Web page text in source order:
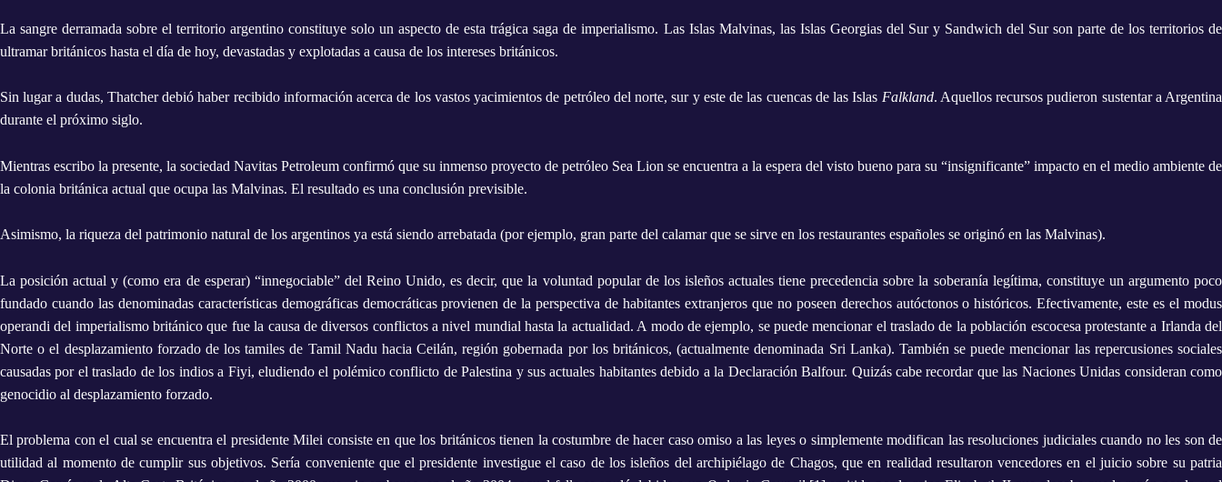
La sangre derramada sobre el territorio argentino constituye solo un aspecto de esta trágica saga de imperialismo. Las Islas Malvinas, las Islas Georgias del Sur y Sandwich del Sur son parte de los territorios de
ultramar británicos hasta el día de hoy, devastadas y explotadas a causa de los intereses británicos.
Sin lugar a dudas, Thatcher debió haber recibido información acerca de los vastos yacimientos de petróleo del norte, sur y este de las cuencas de las Islas Falkland. Aquellos recursos pudieron sustentar a Argentina
durante el próximo siglo.
Mientras escribo la presente, la sociedad Navitas Petroleum confirmó que su inmenso proyecto de petróleo Sea Lion se encuentra a la espera del visto bueno para su “insignificante” impacto en el medio ambiente de
la colonia británica actual que ocupa las Malvinas. El resultado es una conclusión previsible.
Asimismo, la riqueza del patrimonio natural de los argentinos ya está siendo arrebatada (por ejemplo, gran parte del calamar que se sirve en los restaurantes españoles se originó en las Malvinas).
La posición actual y (como era de esperar) “innegociable” del Reino Unido, es decir, que la voluntad popular de los isleños actuales tiene precedencia sobre la soberanía legítima, constituye un argumento poco
fundado cuando las denominadas características demográficas democráticas provienen de la perspectiva de habitantes extranjeros que no poseen derechos autóctonos o históricos. Efectivamente, este es el modus
operandi del imperialismo británico que fue la causa de diversos conflictos a nivel mundial hasta la actualidad. A modo de ejemplo, se puede mencionar el traslado de la población escocesa protestante a Irlanda del
Norte o el desplazamiento forzado de los tamiles de Tamil Nadu hacia Ceilán, región gobernada por los británicos, (actualmente denominada Sri Lanka). También se puede mencionar las repercusiones sociales
causadas por el traslado de los indios a Fiyi, eludiendo el polémico conflicto de Palestina y sus actuales habitantes debido a la Declaración Balfour. Quizás cabe recordar que las Naciones Unidas consideran como
genocidio al desplazamiento forzado.
El problema con el cual se encuentra el presidente Milei consiste en que los británicos tienen la costumbre de hacer caso omiso a las leyes o simplemente modifican las resoluciones judiciales cuando no les son de
utilidad al momento de cumplir sus objetivos. Sería conveniente que el presidente investigue el caso de los isleños del archipiélago de Chagos, que en realidad resultaron vencedores en el juicio sobre su patria